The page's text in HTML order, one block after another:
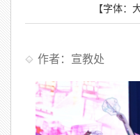
【字体：
作者：宣教处